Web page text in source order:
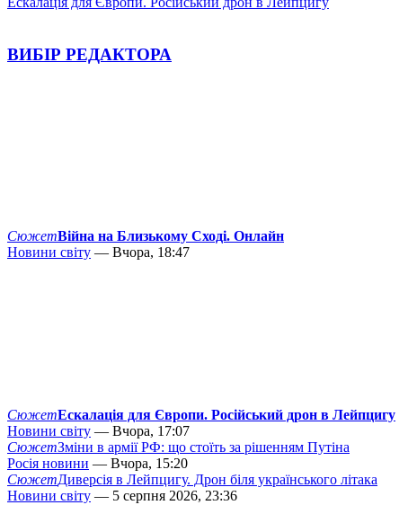
ВИБІР РЕДАКТОРА
СюжетВійна на Близькому Сході. Онлайн
Новини світу — Вчора, 18:47
СюжетЕскалація для Європи. Російський дрон в Лейпцигу
Новини світу — Вчора, 17:07
СюжетЗміни в армії РФ: що стоїть за рішенням Путіна
Росія новини — Вчора, 15:20
СюжетДиверсія в Лейпцигу. Дрон біля українського літака
Новини світу — 5 серпня 2026, 23:36